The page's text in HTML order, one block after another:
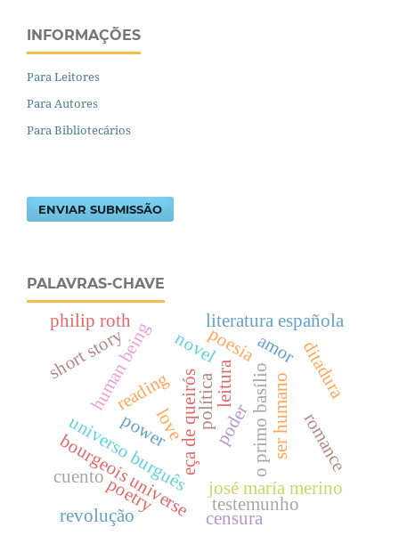
INFORMAÇÕES
Para Leitores
Para Autores
Para Bibliotecários
ENVIAR SUBMISSÃO
PALAVRAS-CHAVE
eça de queirós leitura o primo basílio
poder
universo burguês
bourgeois universe
power
reading
amor
poesia
ser humano
human being
love
poetry
cuento
josé maría merino
literatura española
short story ditadura
testemunho
philip roth
censura
política
revolução
romance
novel